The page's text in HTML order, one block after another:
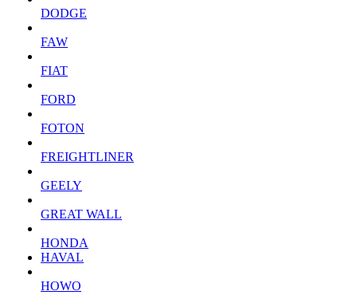
DODGE
FAW
FIAT
FORD
FOTON
FREIGHTLINER
GEELY
GREAT WALL
HONDA
HAVAL
HOWO